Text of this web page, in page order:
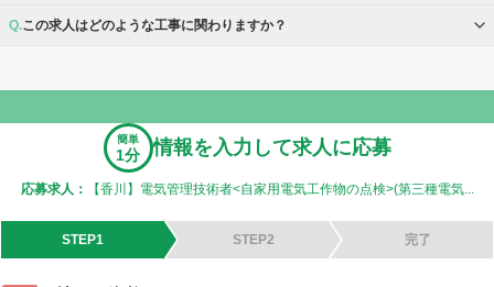
この求人はどのような工事に関わりますか？
簡単
1分 情報を入力して求人に応募
応募求人： 【香川】電気管理技術者<自家用電気工作物の点検>(第三種電気...
STEP1 STEP2 完了